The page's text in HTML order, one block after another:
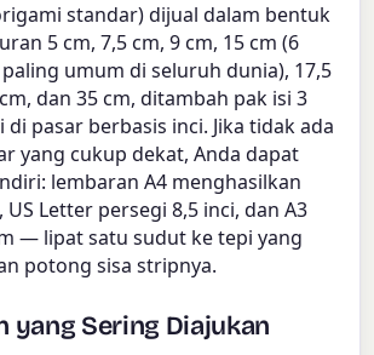
standar) dijual dalam bentuk
5 cm, 7,5 cm, 9 cm, 15 cm (6
umum di seluruh dunia), 17,5
dan 35 cm, ditambah pak isi 3
di pasar berbasis inci. Jika tidak ada
yang cukup dekat, Anda dapat
lembaran A4 menghasilkan
US Letter persegi 8,5 inci, dan A3
— lipat satu sudut ke tepi yang
potong sisa stripnya.
yang Sering Diajukan